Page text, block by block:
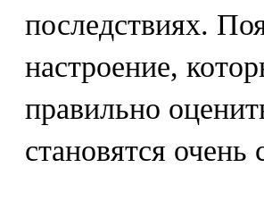
последствиях.
настроение,
правильно
становятся